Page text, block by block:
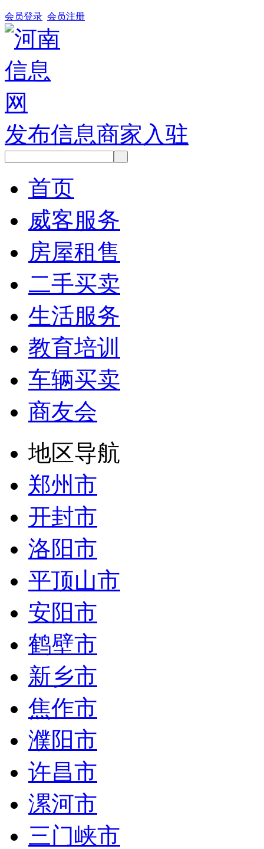
会员登录 会员注册
发布信息商家入驻
首页
威客服务
房屋租售
二手买卖
生活服务
教育培训
车辆买卖
商友会
地区导航
郑州市
开封市
洛阳市
平顶山市
安阳市
鹤壁市
新乡市
焦作市
濮阳市
许昌市
漯河市
三门峡市